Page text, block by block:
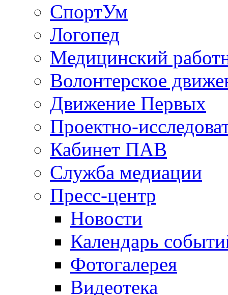
СпортУм
Логопед
Медицинский
Волонтерское
Движение Первых
Проектно-
Кабинет ПАВ
Служба медиации
Пресс-центр
Новости
Календарь
Фотогалерея
Видеотека